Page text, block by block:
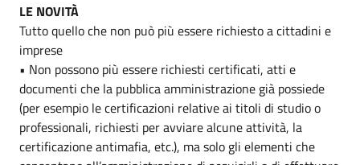
LE NOVITÀ
Tutto quello che non può più essere richiesto a cittadini e
imprese
• Non possono più essere richiesti certificati, atti e
documenti che la pubblica amministrazione già possiede
(per esempio le certificazioni relative ai titoli di studio o
professionali, richiesti per avviare alcune attività, la
certificazione antimafia, etc.), ma solo gli elementi che